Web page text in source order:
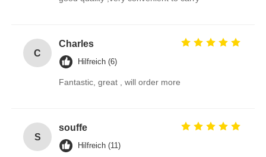
C
Charles
Hilfreich (6)
Fantastic, great , will order more
S
souffe
Hilfreich (11)